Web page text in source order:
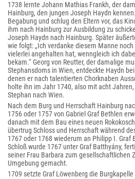
1738 lernte Johann Mathias Frankh, der
Hainburg, den jungen Joseph Haydn
Begabung und schlug den Eltern vor, das
ihm nach Hainburg zur Ausbildung zu
Joseph Haydn nach Hainburg. Später
wie folgt: „Ich verdanke diesem Manne
vielerlei angehalten hat, wenngleich ich
bekam.“ Georg von Reutter, der damalige
Stephansdoms in Wien, entdeckte Haydn
denen er nach talentierten Chorknaben
holte ihn im Jahr 1740, also mit acht
Stephan nach Wien.
Nach dem Burg und Herrschaft Hainburg
1756 oder 1757 von Gabriel Graf Bethlen
danach mit dem Bau eines neuen
übertrug Schloss und Herrschaft während
1767 oder 1768 wiederum an Philipp I. Graf
Schloß wurde 1767 unter Graf Batthyány,
seiner Frau Barbara zum gesellschaftlichen
Umgebung gemacht.
1709 setzte Graf Löwenberg die